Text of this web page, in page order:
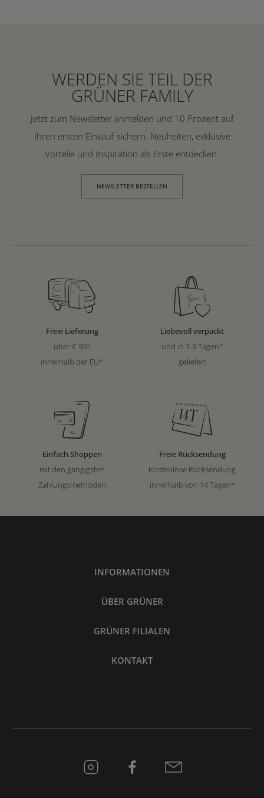
WERDEN SIE TEIL DER
GRÜNER FAMILY
Jetzt zum Newsletter anmelden und 10 Prozent auf
Ihren ersten Einkauf sichern. Neuheiten, exklusive
Vorteile und Inspiration als Erste entdecken.
NEWSLETTER BESTELLEN
Freie Lieferung
über € 300
innerhalb der EU*
Liebevoll verpackt
und in 1-3 Tagen*
geliefert
Einfach Shoppen
mit den gängigsten
Zahlungsmethoden
Freie Rücksendung
Kostenlose Rücksendung
innerhalb von 14 Tagen*
INFORMATIONEN
ÜBER GRÜNER
GRÜNER FILIALEN
KONTAKT